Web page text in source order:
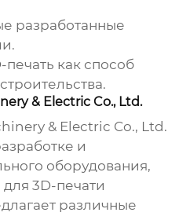
разработанные
как способ
& Electric Co., Ltd.
& Electric Co., Ltd.
и
оборудования,
3D-печати
различные